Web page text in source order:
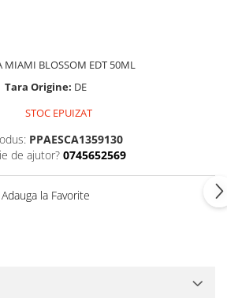
MIAMI BLOSSOM EDT 50ML
Tara Origine: DE
STOC EPUIZAT
PPAESCA1359130
de ajutor? 0745652569
Adauga la Favorite